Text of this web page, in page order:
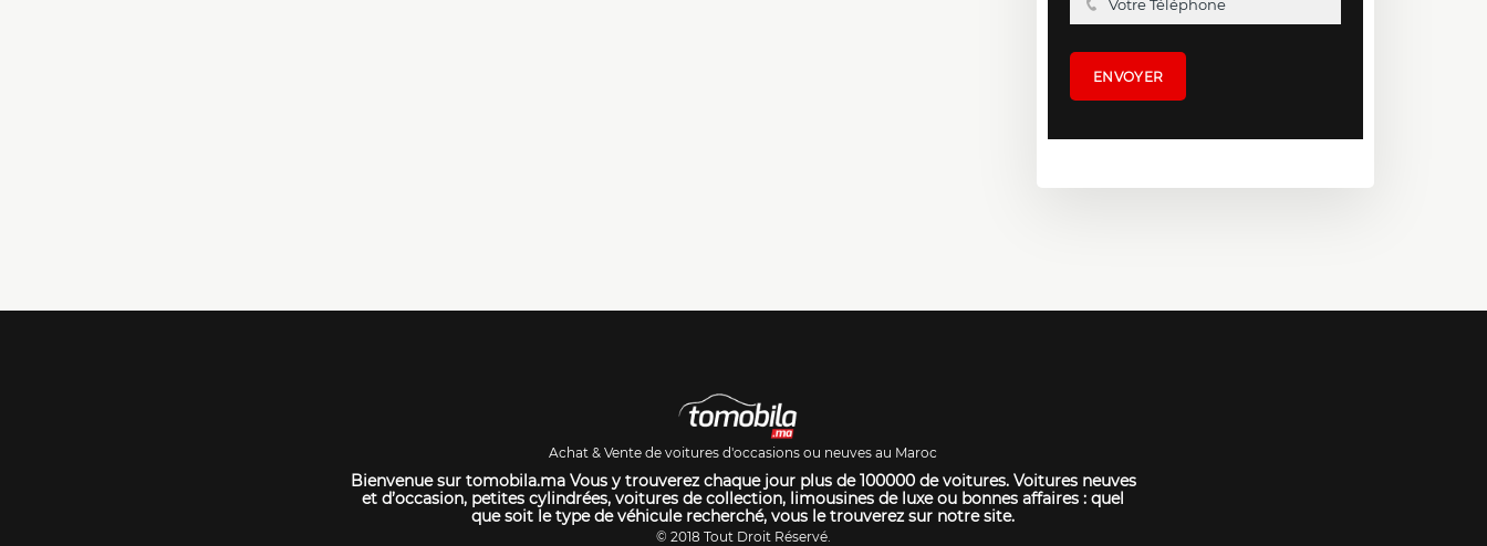
Achat & Vente de voitures d'occasions ou neuves au Maroc
Bienvenue sur tomobila.ma Vous y trouverez chaque jour plus de 100000 de voitures. Voitures neuves
et d’occasion, petites cylindrées, voitures de collection, limousines de luxe ou bonnes affaires : quel
que soit le type de véhicule recherché, vous le trouverez sur notre site.
© 2018 Tout Droit Réservé.